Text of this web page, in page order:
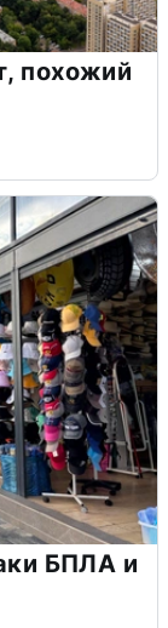
похожий
БПЛА и